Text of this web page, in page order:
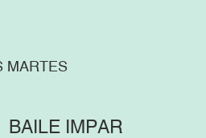
MARTES
BAILE IMPAR